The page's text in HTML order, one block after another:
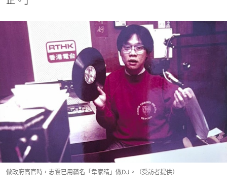
做政府高官時，志雲已用藝名「韋家晴」做DJ。（受訪者提供）